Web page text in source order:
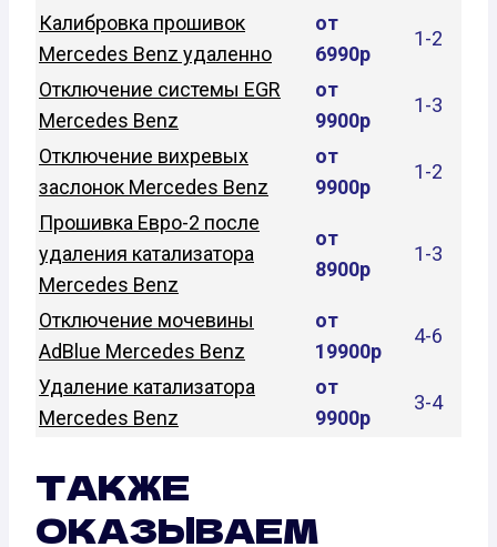
Калибровка прошивок
Mercedes Benz удаленно
от
6990р
1-2
Отключение системы EGR
Mercedes Benz
от
9900р
1-3
Отключение вихревых
заслонок Mercedes Benz
от
9900р
1-2
Прошивка Евро-2 после
удаления катализатора
Mercedes Benz
от
8900р
1-3
Отключение мочевины
AdBlue Mercedes Benz
от
19900р
4-6
Удаление катализатора
Mercedes Benz
от
9900р
3-4
ТАКЖЕ
ОКАЗЫВАЕМ